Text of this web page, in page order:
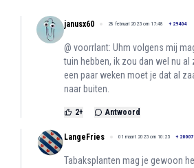
janusx60 28 februari 2025 om 17:48 + 29404
@ voorrlant: Uhm volgens mij
tuin hebben, ik zou dan wel nu
een paar weken moet je dat al
naar buiten.
2+ Antwoord
LangeFries 01 maart 2025 om 10:25 + 20007
Tabaksplanten mag je gewoon